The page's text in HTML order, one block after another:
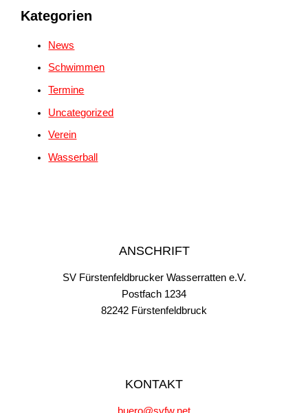
Kategorien
News
Schwimmen
Termine
Uncategorized
Verein
Wasserball
ANSCHRIFT
SV Fürstenfeldbrucker Wasserratten e.V.
Postfach 1234
82242 Fürstenfeldbruck
KONTAKT